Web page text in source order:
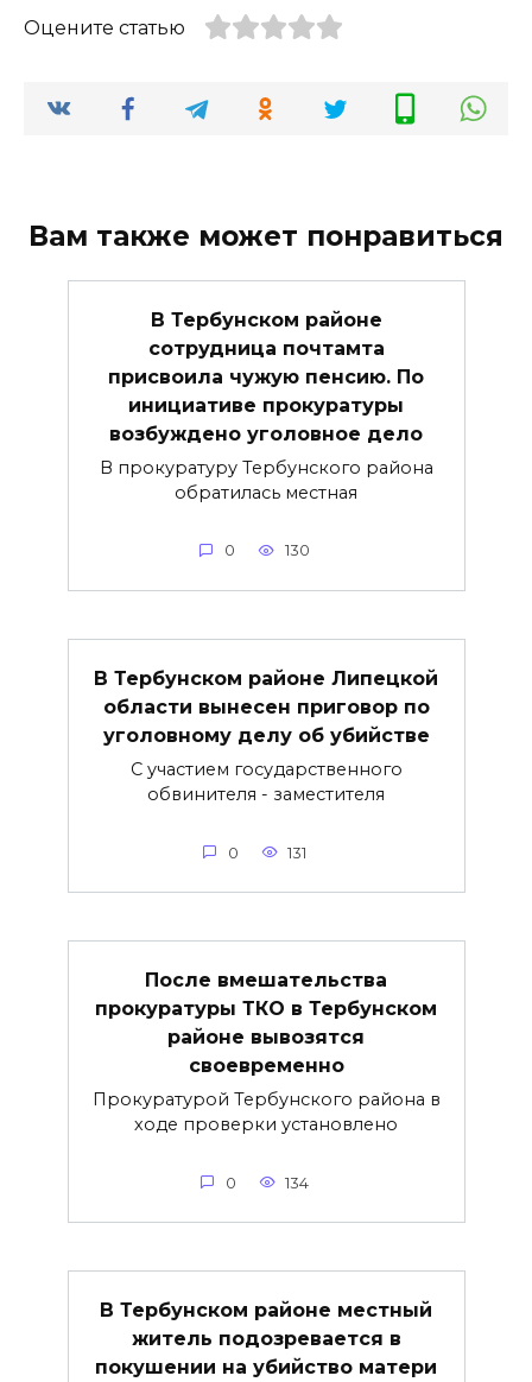
Оцените статью
Вам также может понравиться
В Тербунском районе
сотрудница почтамта
присвоила чужую пенсию. По
инициативе прокуратуры
возбуждено уголовное дело
В прокуратуру Тербунского района
обратилась местная
0 130
В Тербунском районе Липецкой
области вынесен приговор по
уголовному делу об убийстве
С участием государственного
обвинителя - заместителя
0 131
После вмешательства
прокуратуры ТКО в Тербунском
районе вывозятся
своевременно
Прокуратурой Тербунского района в
ходе проверки установлено
0 134
В Тербунском районе местный
житель подозревается в
покушении на убийство матери